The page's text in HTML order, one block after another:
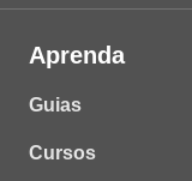
Aprenda
Guias
Cursos